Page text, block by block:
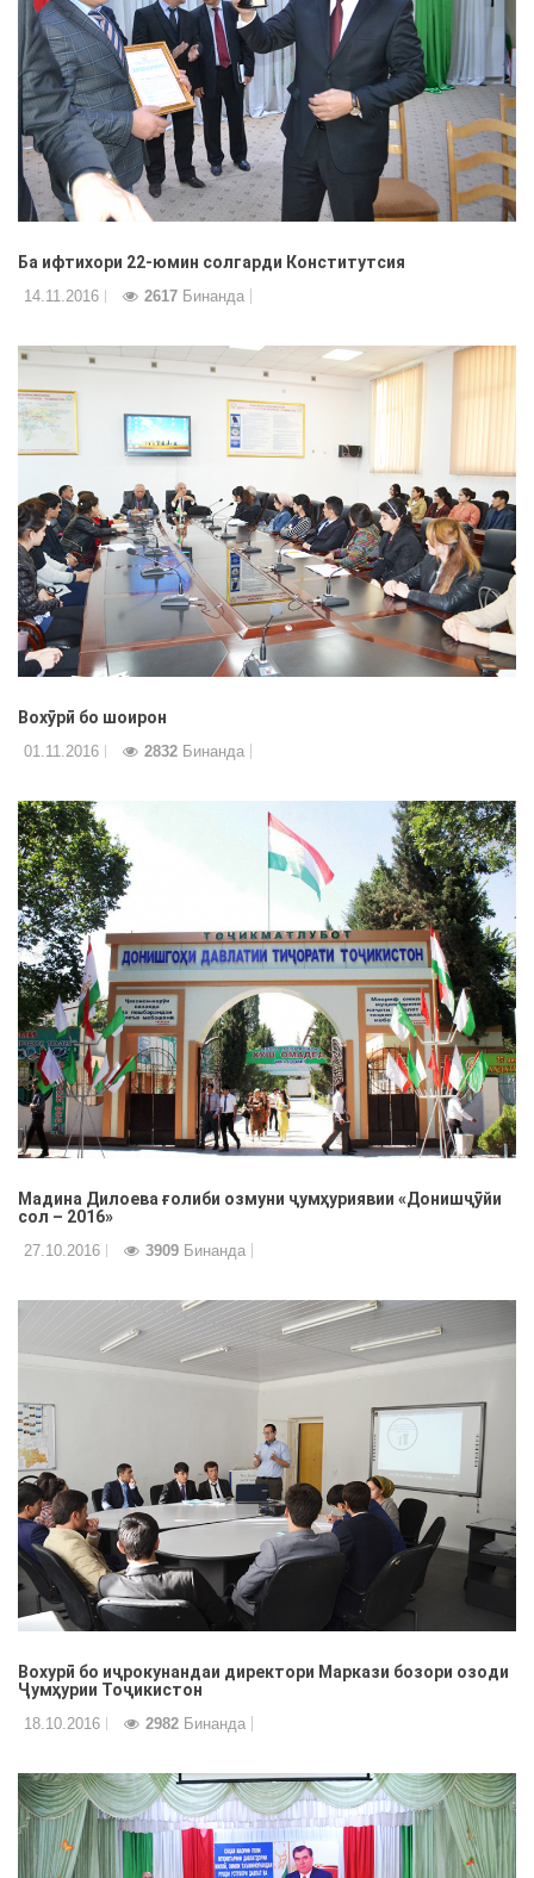
Ба ифтихори 22-юмин солгарди Конститутсия
14.11.2016 2617 Бинанда
Вохӯрӣ бо шоирон
01.11.2016 2832 Бинанда
Мадина Дилоева ғолиби озмуни ҷумҳуриявии «Донишҷȳйи
сол – 2016»
27.10.2016 3909 Бинанда
Вохурӣ бо иҷрокунандаи директори Маркази бозори озоди
Ҷумҳурии Тоҷикистон
18.10.2016 2982 Бинанда